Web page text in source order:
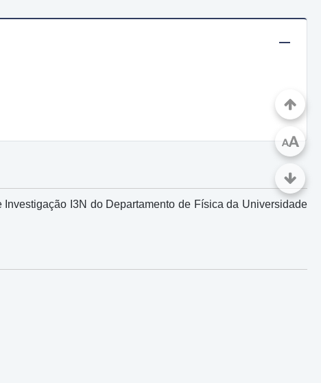
I3N do Departamento de Física da Universidade
AA